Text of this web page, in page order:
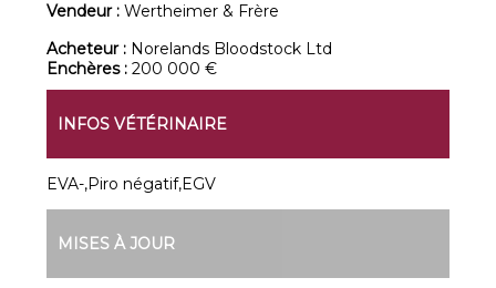
Vendeur :Wertheimer & Frère
Acheteur : Norelands Bloodstock Ltd
Enchères :200 000 €
INFOS VÉTÉRINAIRE
EVA-,Piro négatif,EGV
MISES À JOUR